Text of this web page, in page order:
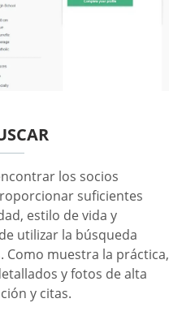
los socios
suficientes
estilo de vida y
utilizar la búsqueda
muestra la práctica,
y fotos de alta
y citas.